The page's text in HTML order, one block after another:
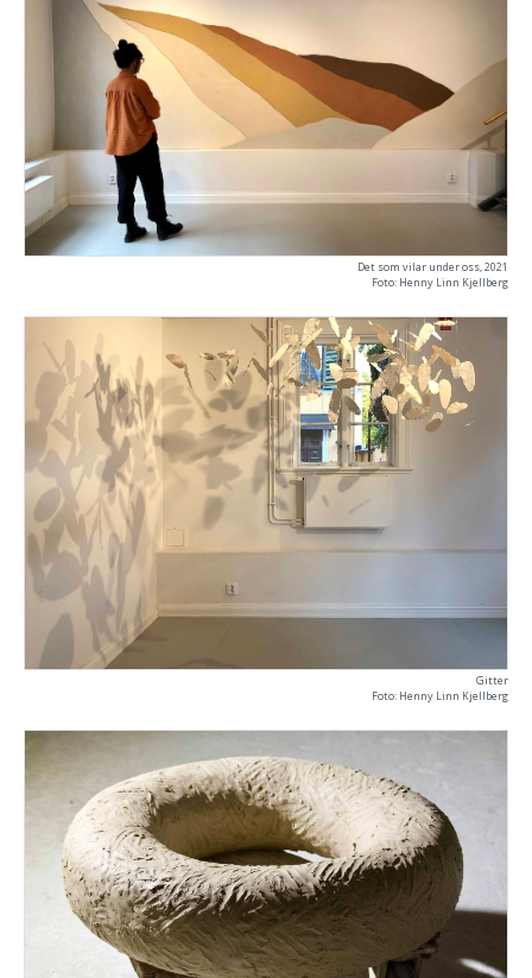
Det som vilar under oss, 2021
Foto: Henny Linn Kjellberg
Gitter
Foto: Henny Linn Kjellberg